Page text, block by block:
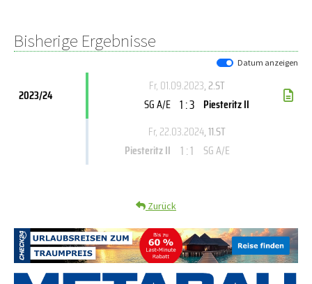
Bisherige Ergebnisse
Datum anzeigen
2023/24
Fr, 01.09.2023, 2.ST
SG A/E 1 : 3 Piesteritz II
Fr, 22.03.2024, 11.ST
Piesteritz II 1 : 1 SG A/E
Zurück